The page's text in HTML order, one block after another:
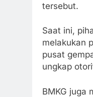
tersebut.
Saat ini,
melakukan
pusat
ungkap
BMKG juga